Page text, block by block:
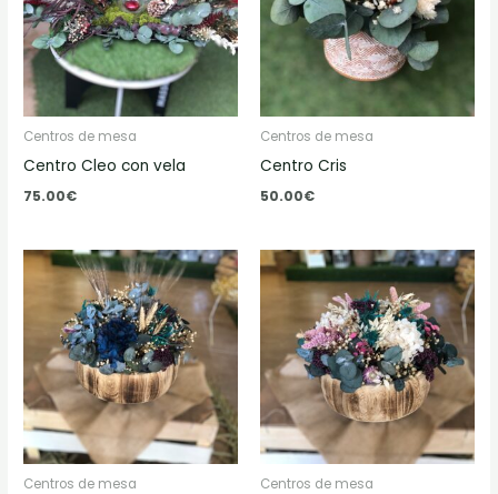
Centros de mesa
Centro Cleo con vela
75.00€
Centros de mesa
Centro Cris
50.00€
Centros de mesa Centros de mesa